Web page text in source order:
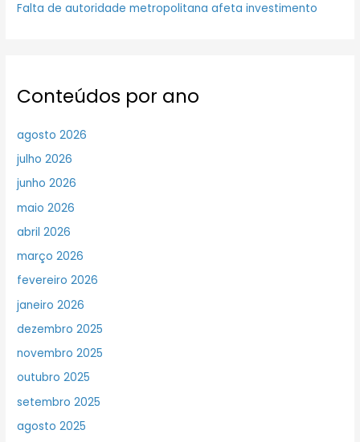
Falta de autoridade metropolitana afeta investimento
Conteúdos por ano
agosto 2026
julho 2026
junho 2026
maio 2026
abril 2026
março 2026
fevereiro 2026
janeiro 2026
dezembro 2025
novembro 2025
outubro 2025
setembro 2025
agosto 2025